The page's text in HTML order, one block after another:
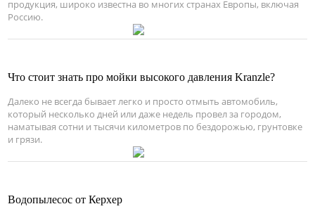
продукция, широко известна во многих странах Европы, включая
Россию.
Что стоит знать про мойки высокого давления Kranzle?
Далеко не всегда бывает легко и просто отмыть автомобиль,
который несколько дней или даже недель провел за городом,
наматывая сотни и тысячи километров по бездорожью, грунтовке
и грязи.
Водопылесос от Керхер